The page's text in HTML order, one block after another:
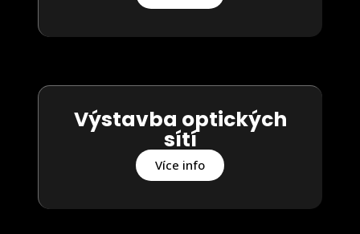
Výstavba optických
sítí
Více info